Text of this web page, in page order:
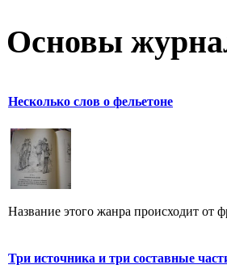
Основы
Несколько слов о фельетоне
Название этого жанра происходит от
Три источника и три составные